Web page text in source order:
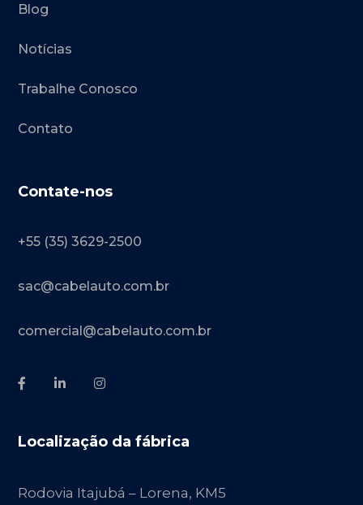
Blog
Notícias
Trabalhe Conosco
Contato
Contate-nos
+55 (35) 3629-2500
sac@cabelauto.com.br
comercial@cabelauto.com.br
Localização da fábrica
Rodovia Itajubá – Lorena, KM5